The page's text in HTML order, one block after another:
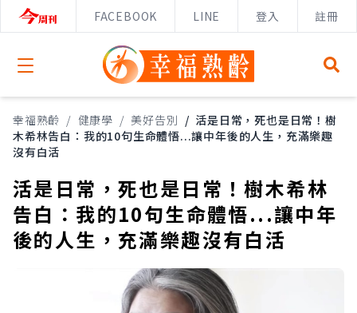
FACEBOOK LINE 登入 註冊
Open menu
幸福熟齡 / 健康學 / 美好告別 / 活是日常，死也是日常！樹
木希林告白：我的10句生命體悟...讓中年後的人生，充滿樂趣
沒有白活
活是日常，死也是日常！樹木希林
告白：我的10句生命體悟...讓中年
後的人生，充滿樂趣沒有白活